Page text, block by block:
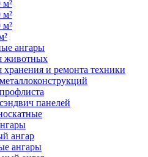
м²
м²
м²
ангары
животных
хранения и ремонта техники
панелей
ангар
ангары